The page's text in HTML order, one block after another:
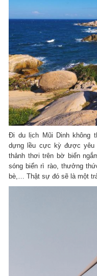
Đi du lịch Mũi Dinh không
dựng lều cực kỳ được yêu
thảnh thơi trên bờ biển
sóng biển rì rào, thưởng
bè,… Thật sự đó sẽ là một